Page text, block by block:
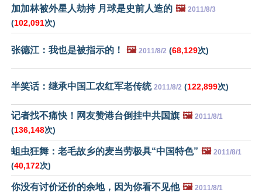
加加林被外星人劫持 月球是史前人造的 🖼️ 2011/8/3
(102,091次)
张德江：我也是被指示的！ 🖼️ 2011/8/2 (68,129次)
半笑话：继承中国工农红军老传统 2011/8/2 (122,899次)
记者找不痛快！网友赞港台倒挂中共国旗 🖼️ 2011/8/1
(136,148次)
蛆虫狂舞：老毛故乡的麦当劳极具“中国特色” 🖼️ 2011/8/1
(40,172次)
你没有讨价还价的余地，因为你看不见他 🖼️ 2011/8/1